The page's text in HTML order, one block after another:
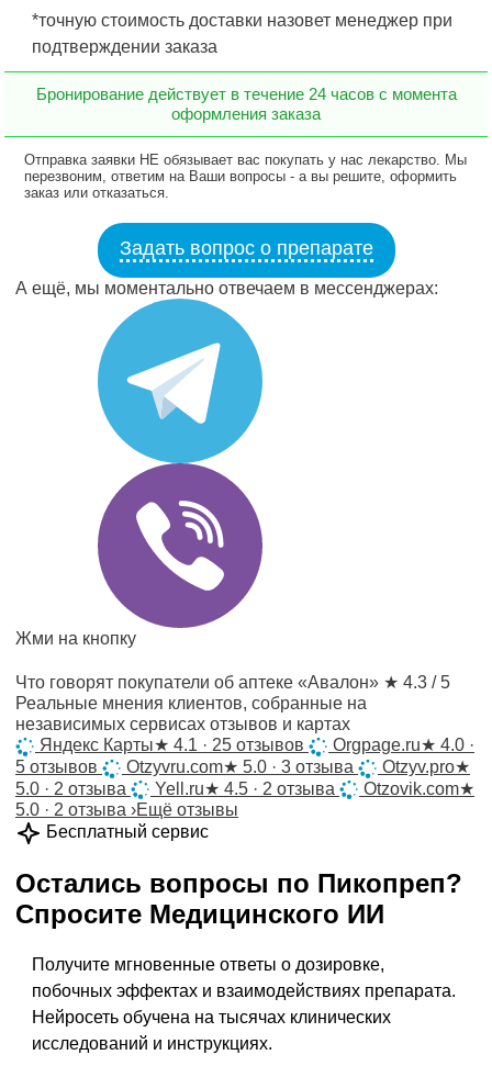
*точную стоимость доставки назовет менеджер при
подтверждении заказа
Бронирование действует в течение 24 часов с момента
оформления заказа
Отправка заявки НЕ обязывает вас покупать у нас лекарство. Мы
перезвоним, ответим на Ваши вопросы - а вы решите, оформить
заказ или отказаться.
Задать вопрос о препарате
А ещё, мы моментально отвечаем в мессенджерах:
Жми на кнопку
Что говорят покупатели об аптеке «Авалон» ★ 4.3 / 5
Реальные мнения клиентов, собранные на
независимых сервисах отзывов и картах
Яндекс Карты★ 4.1 · 25 отзывов Orgpage.ru★ 4.0 ·
5 отзывов
Otzyvru.com★ 5.0 · 3 отзыва Otzyv.pro★
5.0 · 2 отзыва
Yell.ru★ 4.5 · 2 отзыва Otzovik.com★
5.0 · 2 отзыва ›Ещё отзывы
Бесплатный сервис
Остались вопросы по Пикопреп?
Спросите Медицинского ИИ
Получите мгновенные ответы о дозировке,
побочных эффектах и взаимодействиях препарата.
Нейросеть обучена на тысячах клинических
исследований и инструкциях.